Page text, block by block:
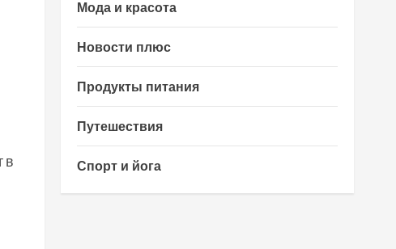
в
Мода и красота
Новости плюс
Продукты питания
Путешествия
Спорт и йога